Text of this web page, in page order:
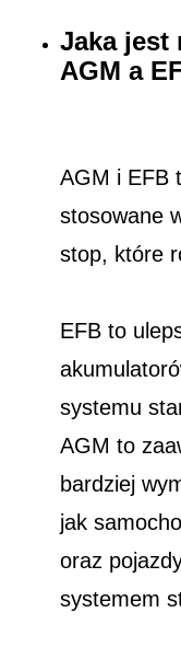
Jaka jest
AGM a
AGM i EFB
stosowane
stop, które
EFB to
systemu
AGM to
bardziej
jak
oraz
systemem